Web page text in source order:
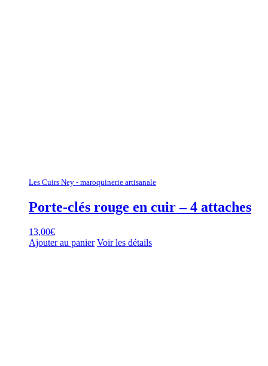
Les Cuirs Ney - maroquinerie artisanale
Porte-clés rouge en cuir – 4 attaches
13,00€
Ajouter au panier Voir les détails